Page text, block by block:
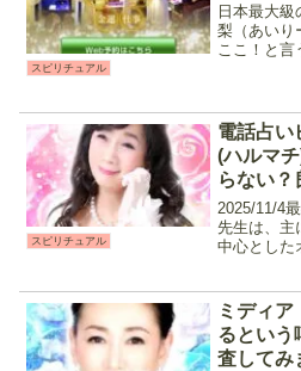
スピリチュアル
日本最大
梨（あいり
ここ！と言
店もベテラ
スピリチュアル
電話占い
(ハルマ
らない？
査してみ
2025/11/4
先生は、主
中心とした
らうのが
や家族の悩
ミディア
るという
査してみ